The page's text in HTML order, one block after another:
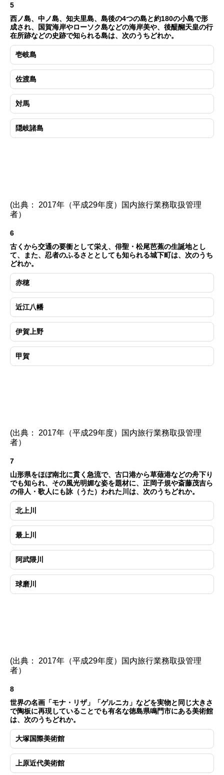
5
西ノ島、中ノ島、知夫里島、島後の4つの島と約180の小島で形
成され、国賀海岸やローソク島などの海岸美や、後醍醐天皇の行
在所跡などの史跡で知られる島は、次のうちどれか。
壱岐島
佐渡島
対馬
隠岐諸島
(出典： 2017年（平成29年度）国内旅行業務取扱管理
者）
6
古くから交通の要衝として栄え、俳聖・松尾芭蕉の生誕地とし
て、また、忍者のふるさととしても知られる城下町は、次のうち
どれか。
赤穂
近江八幡
伊賀上野
甲賀
(出典： 2017年（平成29年度）国内旅行業務取扱管理
者）
7
山形県をほぼ南北に貫く急流で、古口港から草薙港などの舟下り
でも知られ、その風光明媚な姿を題材に、正岡子規や斎藤茂吉ら
の俳人・歌人にも詠（うた）われた川は、次のうちどれか。
北上川
最上川
阿武隈川
球磨川
(出典： 2017年（平成29年度）国内旅行業務取扱管理
者）
8
世界の名画「モナ・リザ」「ゲルニカ」などを実物と同じ大きさ
で陶板に再現していることでも有名な徳島県鳴門市にある美術館
は、次のうちどれか。
大塚国際美術館
上原近代美術館